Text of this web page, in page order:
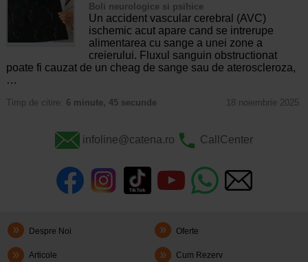
Boli neurologice si psihice
Un accident vascular cerebral (AVC)
ischemic acut apare cand se intrerupe
alimentarea cu sange a unei zone a
creierului. Fluxul sanguin obstructionat
poate fi cauzat de un cheag de sange sau de ateroscleroza,
…
Timp de citire: 6 minute, 45 secunde 18 noiembrie 2025
infoline@catena.ro CallCenter
Despre Noi Oferte
Articole Cum Rezerv